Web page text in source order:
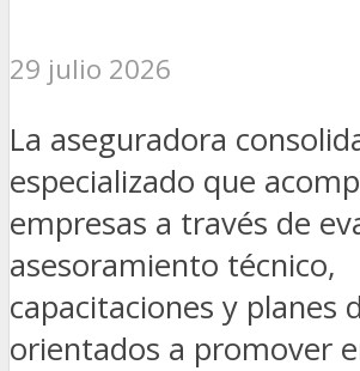
29 julio 2026
La aseguradora
especializado que
empresas a través de
asesoramiento técnico,
capacitaciones y planes
orientados a promover